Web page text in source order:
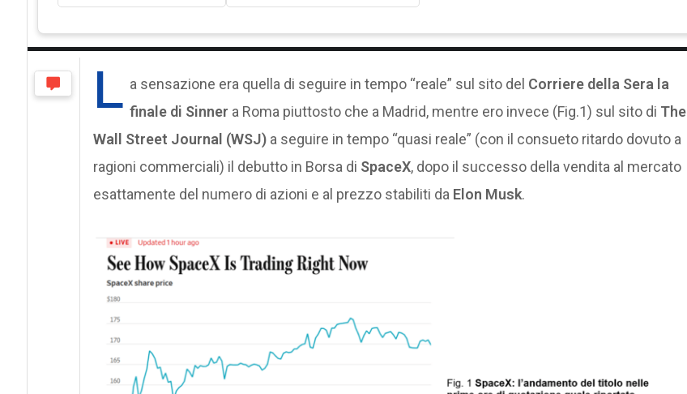
L a sensazione era quella di seguire in tempo “reale” sul sito del Corriere della Sera la
finale di Sinner a Roma piuttosto che a Madrid, mentre ero invece (Fig.1) sul sito di The
Wall Street Journal (WSJ)a seguire in tempo “quasi reale” (con il consueto ritardo dovuto a
ragioni commerciali) il debutto in Borsa di SpaceX, dopo il successo della vendita al mercato
esattamente del numero di azioni e al prezzo stabiliti da Elon Musk.